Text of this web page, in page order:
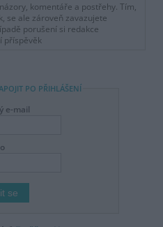
komentáře a postřehy. Tím,
se ale zároveň zavazujete
porušení si redakce
příspěvěk
PO PŘIHLÁŠENÍ
e-mail